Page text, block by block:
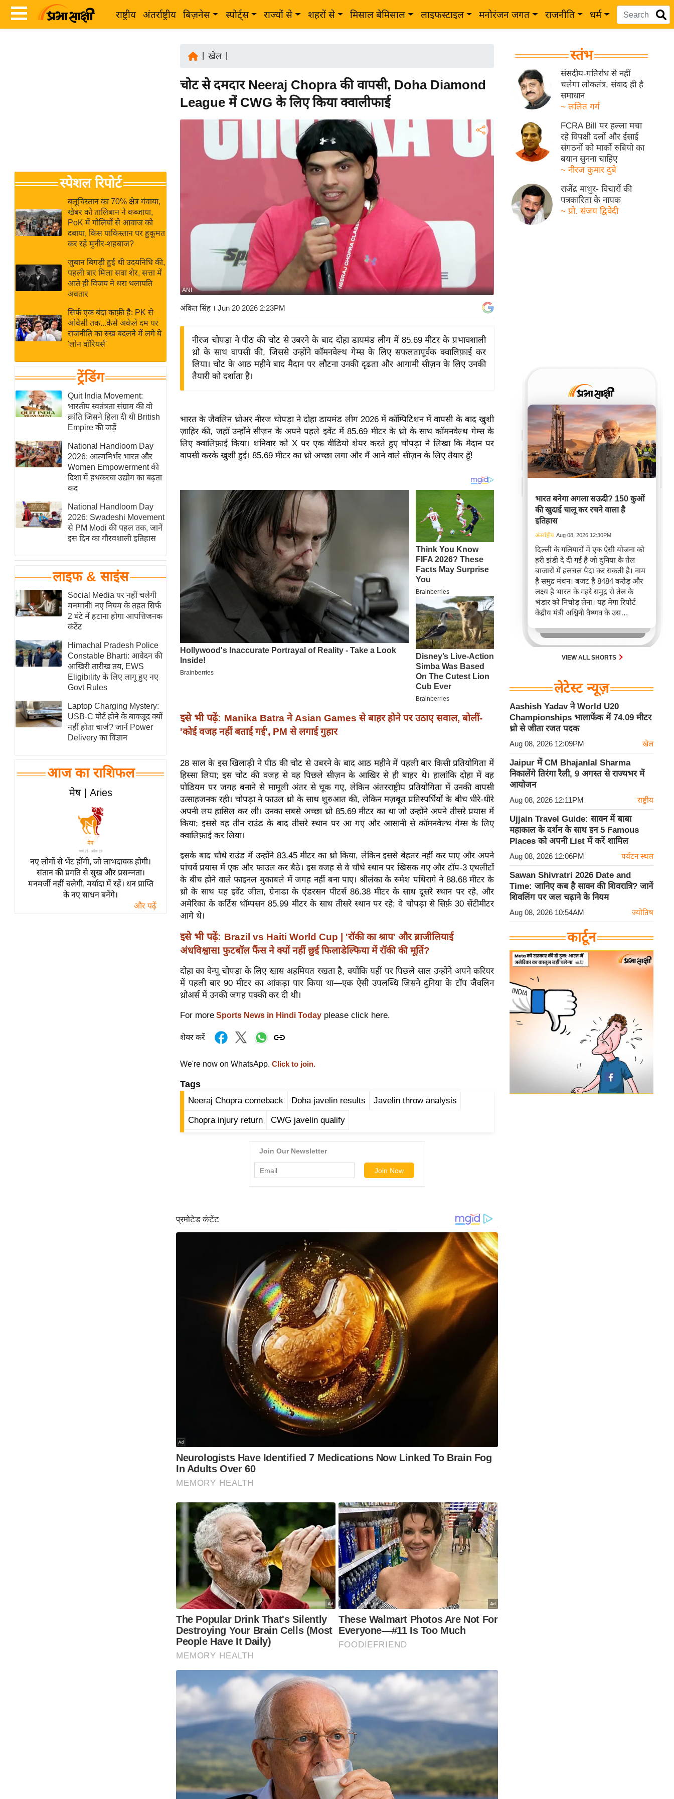
राष्ट्रीय अंतर्राष्ट्रीय बिज़नेस स्पोर्ट्स राज्यों से शहरों से मिसाल बेमिसाल लाइफस्टाइल मनोरंजन जगत राजनीति धर्म
Breaking
News in
Hindi
Hindi
Videos
जगत
राय
बजट
IPL
2026
ई-पेपर
मिसाल बेमिसाल
शख्सियत
यंग इंडिया
साहित्य जगत
ऑटो वर्ल्ड
न्यूज ब्रीफ
मनोरंजन जगत
बॉलीवुड
हॉलीवुड
फिल्म समीक्षा
Breaking
News
लाइफस्टाइल
टेक्नॉलॉजी
घरेलू नुस्खे
पर्यटन स्थल
फिटनेस मंत्रा
रिलेशनशिप
राजनीति
विश्लेषण
समसामयिक
मातृभूमि
एम.
आर.
आई.
समीक्षा
धर्म
ज्योतिष
त्योहार
राशिफल
विशेष
स्पेशल रिपोर्ट
बलूचिस्तान का 70% क्षेत्र गंवाया,
खैबर को तालिबान ने कब्जाया,
PoK में गोलियों से आवाज को
दबाया, किस पाकिस्तान पर हुकूमत
कर रहे मुनीर-शहबाज?
जुबान बिगड़ी हुई थी उदयनिधि की,
पहली बार मिला सवा शेर, सत्ता में
आते ही विजय ने धरा थलापति
अवतार
सिर्फ एक बंदा काफ़ी है: PK से
ओवैसी तक...कैसे अकेले दम पर
राजनीति का रुख बदलने में लगे ये
'लोन वॉरियर्स'
ट्रेंडिंग
Quit India Movement:
भारतीय स्वतंत्रता संग्राम की वो
क्रांति जिसने हिला दी थी British
Empire की जड़ें
National Handloom Day
2026: आत्मनिर्भर भारत और
Women Empowerment की
दिशा में हथकरघा उद्योग का बढ़ता
कद
National Handloom Day
2026: Swadeshi Movement
से PM Modi की पहल तक, जानें
इस दिन का गौरवशाली इतिहास
लाइफ & साइंस
Social Media पर नहीं चलेगी
मनमानी! नए नियम के तहत सिर्फ
2 घंटे में हटाना होगा आपत्तिजनक
कंटेंट
Himachal Pradesh Police
Constable Bharti: आवेदन की
आखिरी तारीख तय, EWS
Eligibility के लिए लागू हुए नए
Govt Rules
Laptop Charging Mystery:
USB-C पोर्ट होने के बावजूद क्यों
नहीं होता चार्ज? जानें Power
Delivery का विज्ञान
आज का राशिफल
मेष | Aries
नए लोगों से भेंट होंगी, जो लाभदायक होगी।
संतान की प्रगति से सुख और प्रसन्नता।
मनमर्जी नहीं चलेगी, मर्यादा में रहें। धन प्राप्ति
के नए साधन बनेंगे।
और पढ़ें
खेल|
चोट से दमदार Neeraj Chopra की वापसी, Doha Diamond
League में CWG के लिए किया क्वालीफाई
ANI
अंकित सिंह। Jun 20 2026 2:23PM
नीरज चोपड़ा ने पीठ की चोट से उबरने के बाद दोहा डायमंड लीग में 85.69 मीटर के प्रभावशाली
थ्रो के साथ वापसी की, जिससे उन्होंने कॉमनवेल्थ गेम्स के लिए सफलतापूर्वक क्वालिफ़ाई कर
लिया। चोट के आठ महीने बाद मैदान पर लौटना उनकी दृढता और आगामी सीज़न के लिए उनकी
तैयारी को दर्शाता है।
भारत के जैवलिन थ्रोअर नीरज चोपड़ा ने दोहा डायमंड लीग 2026 में कॉम्पिटिशन में वापसी के बाद खुशी
ज़ाहिर की, जहाँ उन्होंने सीज़न के अपने पहले इवेंट में 85.69 मीटर के थ्रो के साथ कॉमनवेल्थ गेम्स के
लिए क्वालिफ़ाई किया। शनिवार को X पर एक वीडियो शेयर करते हुए चोपड़ा ने लिखा कि मैदान पर
वापसी करके खुशी हुई। 85.69 मीटर का थ्रो अच्छा लगा और मैं आने वाले सीज़न के लिए तैयार हूँ!
इसे भी पढ़ें: Manika Batra ने Asian Games से बाहर होने पर उठाए सवाल, बोलीं-
'कोई वजह नहीं बताई गई', PM से लगाई गुहार
28 साल के इस खिलाड़ी ने पीठ की चोट से उबरने के बाद आठ महीने में पहली बार किसी प्रतियोगिता में
हिस्सा लिया; इस चोट की वजह से वह पिछले सीज़न के आखिर से ही बाहर थे। हालांकि दोहा में वह
पोडियम पर जगह बनाने से मामूली अंतर से चूक गए, लेकिन अंतरराष्ट्रीय प्रतियोगिता में उनकी वापसी
उत्साहजनक रही। चोपड़ा ने फाउल थ्रो के साथ शुरुआत की, लेकिन मज़बूत प्रतिस्पर्धियों के बीच धीरे-धीरे
अपनी लय हासिल कर ली। उनका सबसे अच्छा थ्रो 85.69 मीटर का था जो उन्होंने अपने तीसरे प्रयास में
किया; इससे वह तीन राउंड के बाद तीसरे स्थान पर आ गए और आसानी से कॉमनवेल्थ गेम्स के लिए
क्वालिफ़ाई कर लिया।
इसके बाद चौथे राउंड में उन्होंने 83.45 मीटर का थ्रो किया, लेकिन इससे बेहतर नहीं कर पाए और अपने
पांचवें प्रयास में एक और फाउल कर बैठे। इस वजह से वे चौथे स्थान पर खिसक गए और टॉप-3 एथलीटों
के बीच होने वाले फाइनल मुकाबले में जगह नहीं बना पाए। श्रीलंका के रुमेश पथिरागे ने 88.68 मीटर के
थ्रो के साथ यह इवेंट जीता, ग्रेनाडा के एंडरसन पीटर्स 86.38 मीटर के साथ दूसरे स्थान पर रहे, और
अमेरिका के कर्टिस थॉम्पसन 85.99 मीटर के साथ तीसरे स्थान पर रहे; वे चोपड़ा से सिर्फ़ 30 सेंटीमीटर
आगे थे।
इसे भी पढ़ें: Brazil vs Haiti World Cup | 'रॉकी का श्राप' और ब्राजीलियाई
अंधविश्वास! फुटबॉल फैंस ने क्यों नहीं छुई फिलाडेल्फिया में रॉकी की मूर्ति?
दोहा का वेन्यू चोपड़ा के लिए खास अहमियत रखता है, क्योंकि यहीं पर पिछले साल उन्होंने अपने करियर
में पहली बार 90 मीटर का आंकड़ा पार किया था—एक ऐसी उपलब्धि जिसने दुनिया के टॉप जैवलिन
थ्रोअर्स में उनकी जगह पक्की कर दी थी।
For more Sports News in Hindi Today please click here.
शेयर करें
We're now on WhatsApp. Click to join.
Tags
Neeraj Chopra comeback Doha javelin results Javelin throw analysis
Chopra injury return CWG javelin qualify
स्तंभ
संसदीय-गतिरोध से नहीं
चलेगा लोकतंत्र, संवाद ही है
समाधान
~ ललित गर्ग
FCRA Bill पर हल्ला मचा
रहे विपक्षी दलों और ईसाई
संगठनों को मार्को रुबियो का
बयान सुनना चाहिए
~ नीरज कुमार दुबे
राजेंद्र माथुर- विचारों की
पत्रकारिता के नायक
~ प्रो. संजय द्विवेदी
भारत बनेगा अगला सऊदी? 150 कुओं
की खुदाई चालू कर रचने वाला है
इतिहास
अंतर्राष्ट्रीय Aug 08, 2026 12:30PM
दिल्ली के गलियारों में एक ऐसी योजना को
हरी झंडी दे दी गई है जो दुनिया के तेल
बाजारों में हलचल पैदा कर सकती है। नाम
है समुद्र मंथन। बजट है 8484 करोड़ और
लक्ष्य है भारत के गहरे समुद्र से तेल के
भंडार को निचोड़ लेना। यह मेगा रिपोर्ट
केंद्रीय मंत्री अश्विनी वैष्णव के उस
8484 करोड़ की नेशनल ऑफशोर
एक्सप्लोरेशन स्कीम को मंजूरी दे दी गई है।
VIEW ALL SHORTS
लेटेस्ट न्यूज़
Aashish Yadav ने World U20
Championships भालाफेंक में 74.09 मीटर
थ्रो से जीता रजत पदक
Aug 08, 2026 12:09PM खेल
Jaipur में CM Bhajanlal Sharma
निकालेंगे तिरंगा रैली, 9 अगस्त से राज्यभर में
आयोजन
Aug 08, 2026 12:11PM राष्ट्रीय
Ujjain Travel Guide: सावन में बाबा
महाकाल के दर्शन के साथ इन 5 Famous
Places को अपनी List में करें शामिल
Aug 08, 2026 12:06PM पर्यटन स्थल
Sawan Shivratri 2026 Date and
Time: जानिए कब है सावन की शिवरात्रि? जानें
शिवलिंग पर जल चढ़ाने के नियम
Aug 08, 2026 10:54AM ज्योतिष
कार्टून